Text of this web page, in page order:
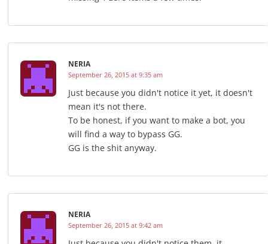
NERIA
September 26, 2015 at 9:35 am
Just because you didn't notice it yet, it doesn't
mean it's not there.
To be honest, if you want to make a bot, you
will find a way to bypass GG.
GG is the shit anyway.
NERIA
September 26, 2015 at 9:42 am